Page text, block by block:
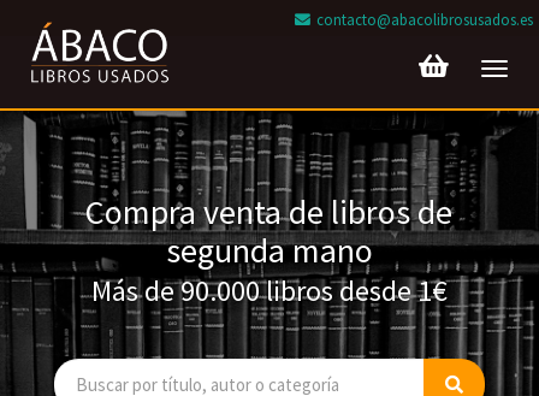
contacto@abacolibrosusados.es
Compra venta de libros de
segunda mano
Más de 90.000 libros desde 1€